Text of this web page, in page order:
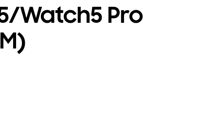
Watch5 Pro